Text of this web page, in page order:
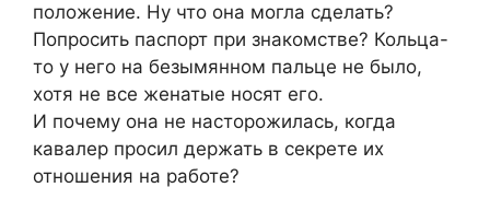
положение. Ну что она могла сделать?
Попросить паспорт при знакомстве? Кольца-
то у него на безымянном пальце не было,
хотя не все женатые носят его.
И почему она не насторожилась, когда
кавалер просил держать в секрете их
отношения на работе?